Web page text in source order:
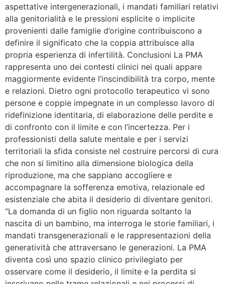
aspettative intergenerazionali, i mandati familiari relativi
alla genitorialità e le pressioni esplicite o implicite
provenienti dalle famiglie d’origine contribuiscono a
definire il significato che la coppia attribuisce alla
propria esperienza di infertilità. Conclusioni La PMA
rappresenta uno dei contesti clinici nei quali appare
maggiormente evidente l’inscindibilità tra corpo, mente
e relazioni. Dietro ogni protocollo terapeutico vi sono
persone e coppie impegnate in un complesso lavoro di
ridefinizione identitaria, di elaborazione delle perdite e
di confronto con il limite e con l’incertezza. Per i
professionisti della salute mentale e per i servizi
territoriali la sfida consiste nel costruire percorsi di cura
che non si limitino alla dimensione biologica della
riproduzione, ma che sappiano accogliere e
accompagnare la sofferenza emotiva, relazionale ed
esistenziale che abita il desiderio di diventare genitori.
“La domanda di un figlio non riguarda soltanto la
nascita di un bambino, ma interroga le storie familiari, i
mandati transgenerazionali e le rappresentazioni della
generatività che attraversano le generazioni. La PMA
diventa così uno spazio clinico privilegiato per
osservare come il desiderio, il limite e la perdita si